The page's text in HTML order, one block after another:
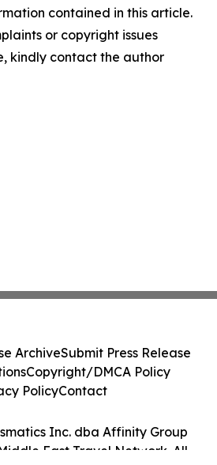
contained in this article.
or copyright issues
kindly contact the author
Inc. dba Affinity Group
East Travel Network. All
ArchiveSubmit Press Release
Copyright/DMCA Policy
PolicyContact